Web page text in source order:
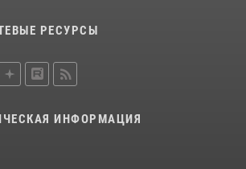
росгвардейцы задержали
напавших на бригаду
РЕСУРСЫ
ИНФОРМАЦИЯ